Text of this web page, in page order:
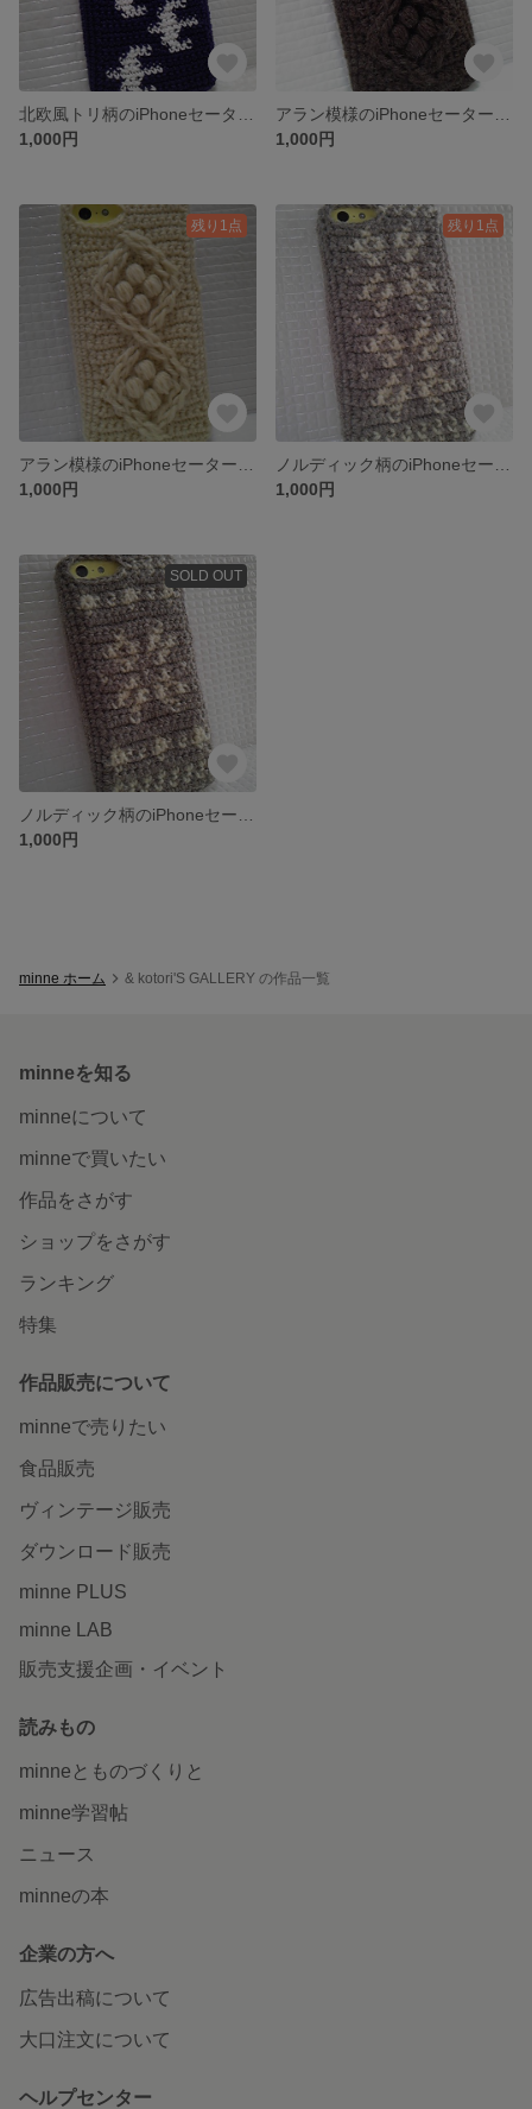
1,000円
1,000円
残り1点
1,000円
残り1点
1,000円
SOLD OUT
1,000円
minne ホーム & kotori'S GALLERY の作品一覧
minneを知る
minneについて
minneで買いたい
作品をさがす
ショップをさがす
ランキング
特集
作品販売について
minneで売りたい
食品販売
ヴィンテージ販売
ダウンロード販売
minne PLUS
minne LAB
販売支援企画・イベント
読みもの
minneとものづくりと
minne学習帖
ニュース
minneの本
企業の方へ
広告出稿について
大口注文について
ヘルプセンター